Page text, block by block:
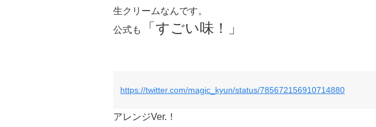
生クリームなんです。
公式も
「すごい味！」
https://twitter.com/magic_kyun/status/785672156910714880
アレンジVer.！